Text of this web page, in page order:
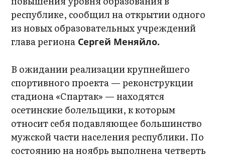
республике, сообщил на открытии одного
из новых образовательных учреждений
глава региона Сергей Меняйло.
В ожидании реализации крупнейшего
спортивного проекта — реконструкции
стадиона «Спартак» — находятся
осетинские болельщики, к которым
относит себя подавляющее большинство
мужской части населения республики. По
состоянию на ноябрь выполнена четверть